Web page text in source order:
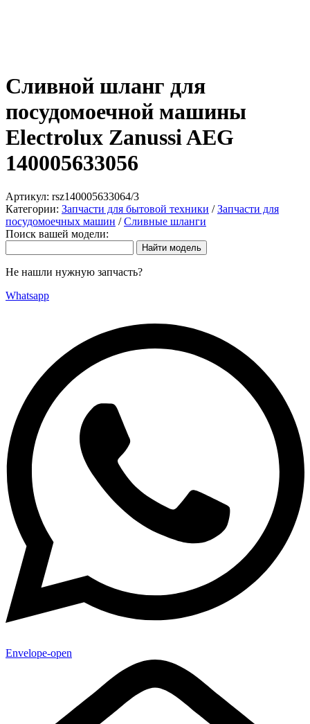
Сливной шланг для
посудомоечной машины
Electrolux Zanussi AEG
140005633056
Артикул: rsz140005633064/3
Категории: Запчасти для бытовой техники /Запчасти для
посудомоечных машин /Сливные шланги
Поиск вашей модели:
Не нашли нужную запчасть?
Whatsapp
Envelope-open